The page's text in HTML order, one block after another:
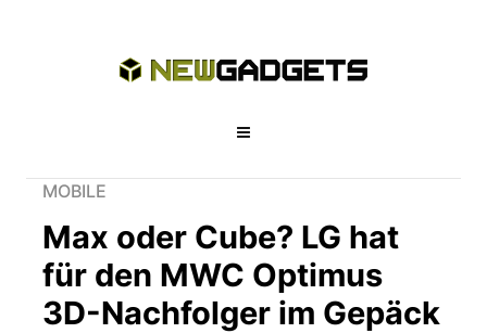
MOBILE
Max oder Cube? LG hat
für den MWC Optimus
3D-Nachfolger im Gepäck